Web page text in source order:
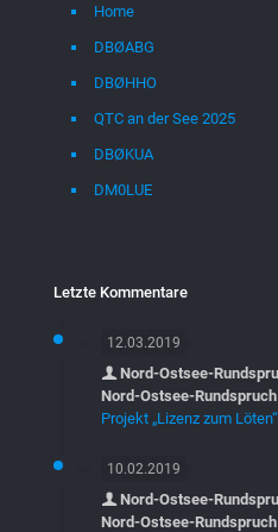
Home
DBØABG
DBØHHO
QTC an der See 2025
DBØKUA
DM0LUE
Letzte Kommentare
12.03.2019
Nord-Ostsee-
Nord-Ostsee-Rundspruch
Projekt „Lizenz zum
10.02.2019
Nord-Ostsee-
Nord-Ostsee-Rundspruch